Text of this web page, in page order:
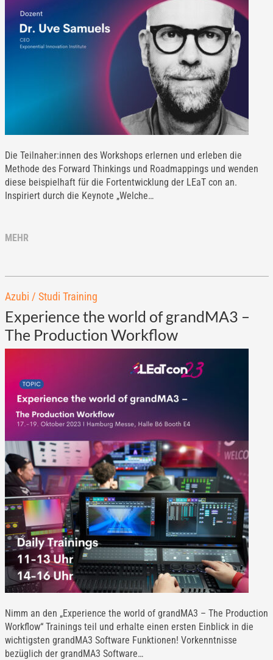
Die Teilnaher:innen des Workshops erlernen und erleben die
Methode des Forward Thinkings und Roadmappings und wenden
diese beispielhaft für die Fortentwicklung der LEaT con an.
Inspiriert durch die Keynote „Welche…
MEHR
Azubi / Studi Training
Experience the world of grandMA3 –
The Production Workflow
Nimm an den „Experience the world of grandMA3 – The Production
Workflow“ Trainings teil und erhalte einen ersten Einblick in die
wichtigsten grandMA3 Software Funktionen! Vorkenntnisse
bezüglich der grandMA3 Software…